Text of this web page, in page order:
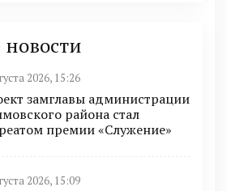
2026, 15:26
замглавы администрации
района стал
премии «Служение»
2026, 15:09